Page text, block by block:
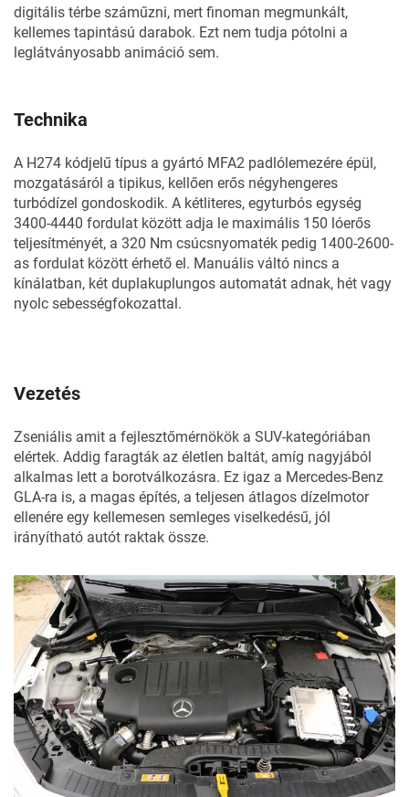
digitális térbe száműzni, mert finoman megmunkált,
kellemes tapintású darabok. Ezt nem tudja pótolni a
leglátványosabb animáció sem.
Technika
A H274 kódjelű típus a gyártó MFA2 padlólemezére épül,
mozgatásáról a tipikus, kellően erős négyhengeres
turbódízel gondoskodik. A kétliteres, egyturbós egység
3400-4440 fordulat között adja le maximális 150 lóerős
teljesítményét, a 320 Nm csúcsnyomaték pedig 1400-2600-
as fordulat között érhető el. Manuális váltó nincs a
kínálatban, két duplakuplungos automatát adnak, hét vagy
nyolc sebességfokozattal.
Vezetés
Zseniális amit a fejlesztőmérnökök a SUV-kategóriában
elértek. Addig faragták az életlen baltát, amíg nagyjából
alkalmas lett a borotválkozásra. Ez igaz a Mercedes-Benz
GLA-ra is, a magas építés, a teljesen átlagos dízelmotor
ellenére egy kellemesen semleges viselkedésű, jól
irányítható autót raktak össze.